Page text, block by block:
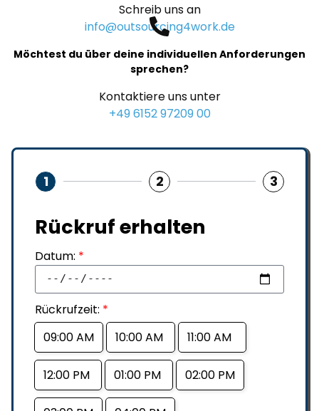
Schreib uns an
info@outsourcing4work.de
Möchtest du über deine individuellen Anforderungen
sprechen?
Kontaktiere uns unter
+49 6152 97209 00
1 2 3
Rückruf erhalten
Datum: *
Rückrufzeit: *
09:00 AM
10:00 AM 11:00 AM
12:00 PM 01:00 PM 02:00 PM